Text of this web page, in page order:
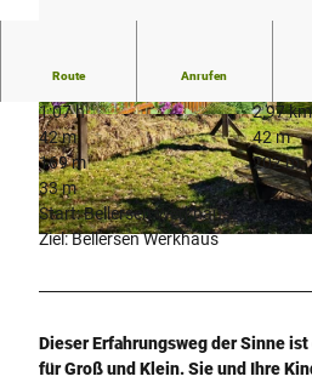
© Katja Krajewski, Kulturland Kreis Höxter
© Stadt Brakel
© K.
Route Anrufen
1:07 h
2,97 km
42 m
42 m
169 m
202 m
33 m
Start: Bellersen Werkhaus
Ziel: Bellersen Werkhaus
Dieser Erfahrungsweg der Sinne
für Groß und Klein. Sie und Ihre